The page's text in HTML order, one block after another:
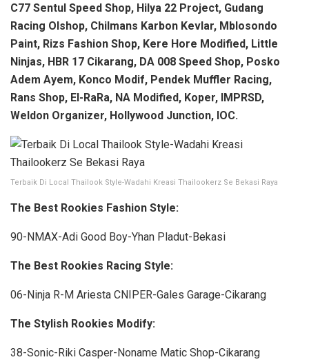
C77 Sentul Speed Shop, Hilya 22 Project, Gudang
Racing Olshop, Chilmans Karbon Kevlar, Mblosondo
Paint, Rizs Fashion Shop, Kere Hore Modified, Little
Ninjas, HBR 17 Cikarang, DA 008 Speed Shop, Posko
Adem Ayem, Konco Modif, Pendek Muffler Racing,
Rans Shop, El-RaRa, NA Modified, Koper, IMPRSD,
Weldon Organizer, Hollywood Junction, IOC.
Terbaik Di Local Thailook Style-Wadahi Kreasi Thailookerz Se Bekasi Raya
The Best Rookies Fashion Style:
90-NMAX-Adi Good Boy-Yhan Pladut-Bekasi
The Best Rookies Racing Style:
06-Ninja R-M Ariesta CNIPER-Gales Garage-Cikarang
The Stylish Rookies Modify:
38-Sonic-Riki Casper-Noname Matic Shop-Cikarang